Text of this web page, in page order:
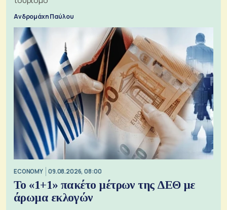
Ανδρομάχη Παύλου
ECONOMY 09.08.2026, 08:00
Το «1+1» πακέτο μέτρων της ΔΕΘ με
άρωμα εκλογών